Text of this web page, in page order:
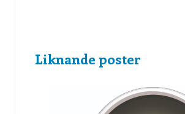
Liknande poster